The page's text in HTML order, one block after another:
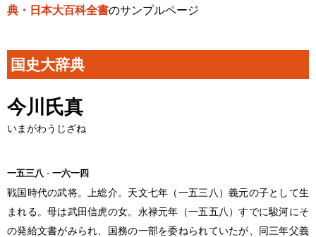
典・日本大百科全書のサンプルページ
国史大辞典
今川氏真
いまがわうじざね
一五三八 - 一六一四
戦国時代の武将。上総介。天文七年（一五三八）義元の子として生
まれる。母は武田信虎の女。永禄元年（一五五八）すでに駿河にそ
の発給文書がみられ、国務の一部を委ねられていたが、同三年父義